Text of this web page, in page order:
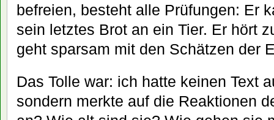
befreien, besteht alle Prüfungen: Er
sein letztes Brot an ein Tier. Er hört
geht sparsam mit den Schätzen der
Das Tolle war: ich hatte keinen Text
sondern merkte auf die Reaktionen